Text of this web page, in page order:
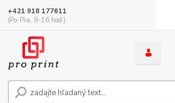
+421 918 177611
(Po-Pia, 8-16 hod.)